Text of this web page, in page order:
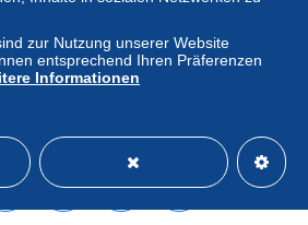
zur Nutzung unserer Website
entsprechend Ihren Präferenzen
Informationen